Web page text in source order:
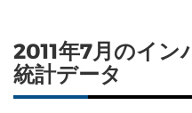
2011年7月のイン
統計データ